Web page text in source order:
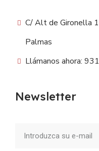
C/ Alt de Gironella
Palmas
Llámanos ahora:
Newsletter